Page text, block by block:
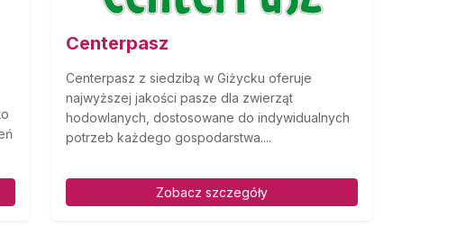
Centerpasz
Centerpasz z siedzibą w Giżycku oferuje
najwyższej jakości pasze dla zwierząt
hodowlanych, dostosowane do indywidualnych
potrzeb każdego gospodarstwa....
Zobacz szczegóły